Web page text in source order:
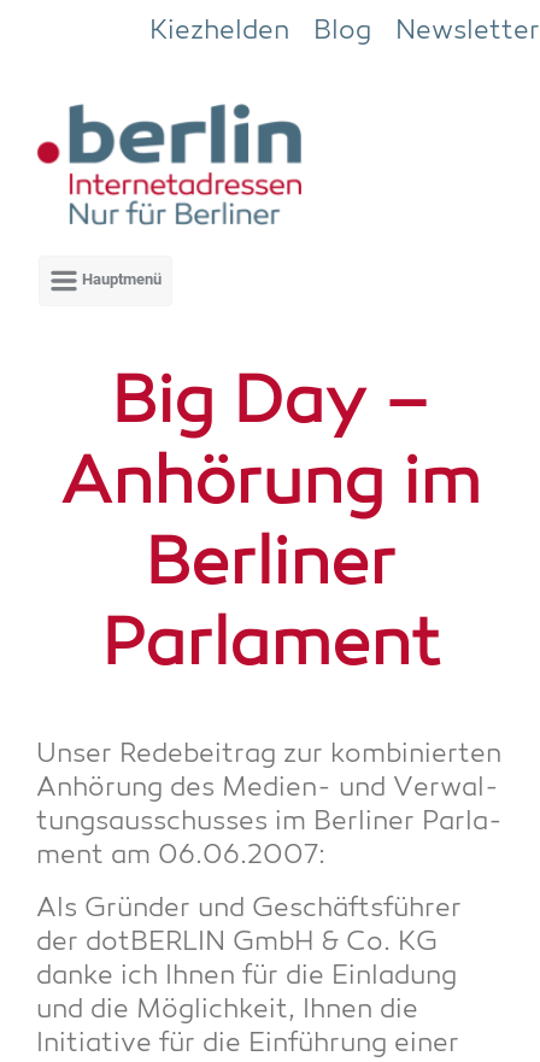
Zum Hauptinhalt springen
Kiezhelden Blog Newsletter
Big Day –
Anhö­rung im
Ber­li­ner
Parlament
Unser Rede­bei­trag zur kom­bi­nier­ten
Anhö­rung des Medi­en- und Ver­wal­
tungs­aus­schus­ses im Ber­li­ner Par­la­
ment am 06.06.2007:
Als Grün­der und Geschäfts­füh­rer
der dot­BER­LIN GmbH & Co. KG
dan­ke ich Ihnen für die Ein­la­dung
und die Mög­lich­keit, Ihnen die
Initia­ti­ve für die Ein­füh­rung einer